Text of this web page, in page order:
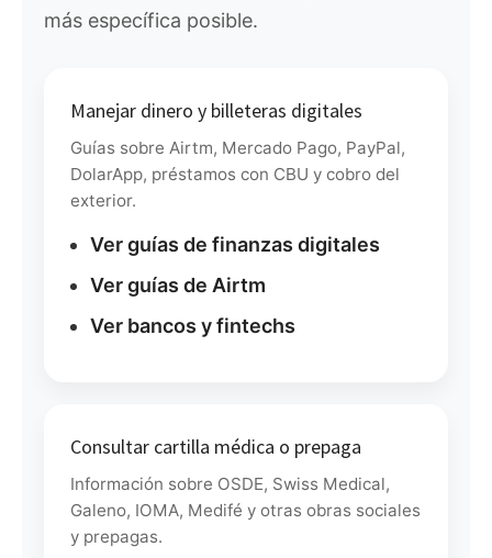
más específica posible.
Manejar dinero y billeteras digitales
Guías sobre Airtm, Mercado Pago, PayPal,
DolarApp, préstamos con CBU y cobro del
exterior.
Ver guías de finanzas digitales
Ver guías de Airtm
Ver bancos y fintechs
Consultar cartilla médica o prepaga
Información sobre OSDE, Swiss Medical,
Galeno, IOMA, Medifé y otras obras sociales
y prepagas.